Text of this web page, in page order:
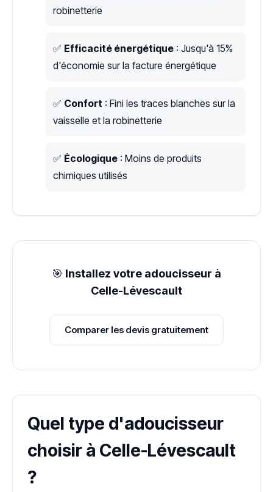
robinetterie
✅ Efficacité énergétique : Jusqu'à 15%
d'économie sur la facture énergétique
✅ Confort : Fini les traces blanches sur la
vaisselle et la robinetterie
✅ Écologique : Moins de produits
chimiques utilisés
🎯 Installez votre adoucisseur à
Celle-Lévescault
Comparer les devis gratuitement
Quel type d'adoucisseur
choisir à Celle-Lévescault
?